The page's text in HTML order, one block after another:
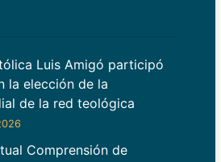
Luis Amigó participó
la elección de la
de la red teológica
Comprensión de